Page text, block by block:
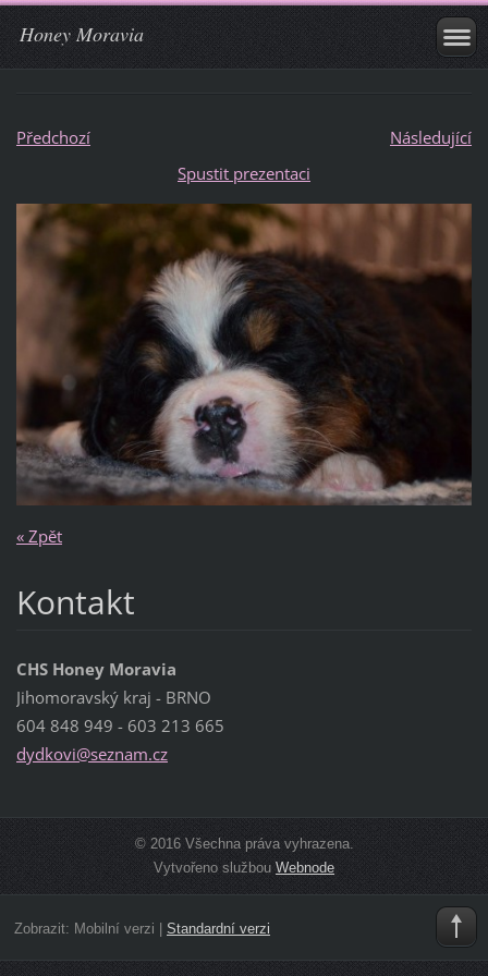
Honey Moravia
Předchozí
Následující
Spustit prezentaci
« Zpět
Kontakt
CHS Honey Moravia
Jihomoravský kraj - BRNO
604 848 949 - 603 213 665
dydkovi@seznam.cz
© 2016 Všechna práva vyhrazena.
Vytvořeno službou Webnode
Zobrazit: Mobilní verzi Standardní verzi